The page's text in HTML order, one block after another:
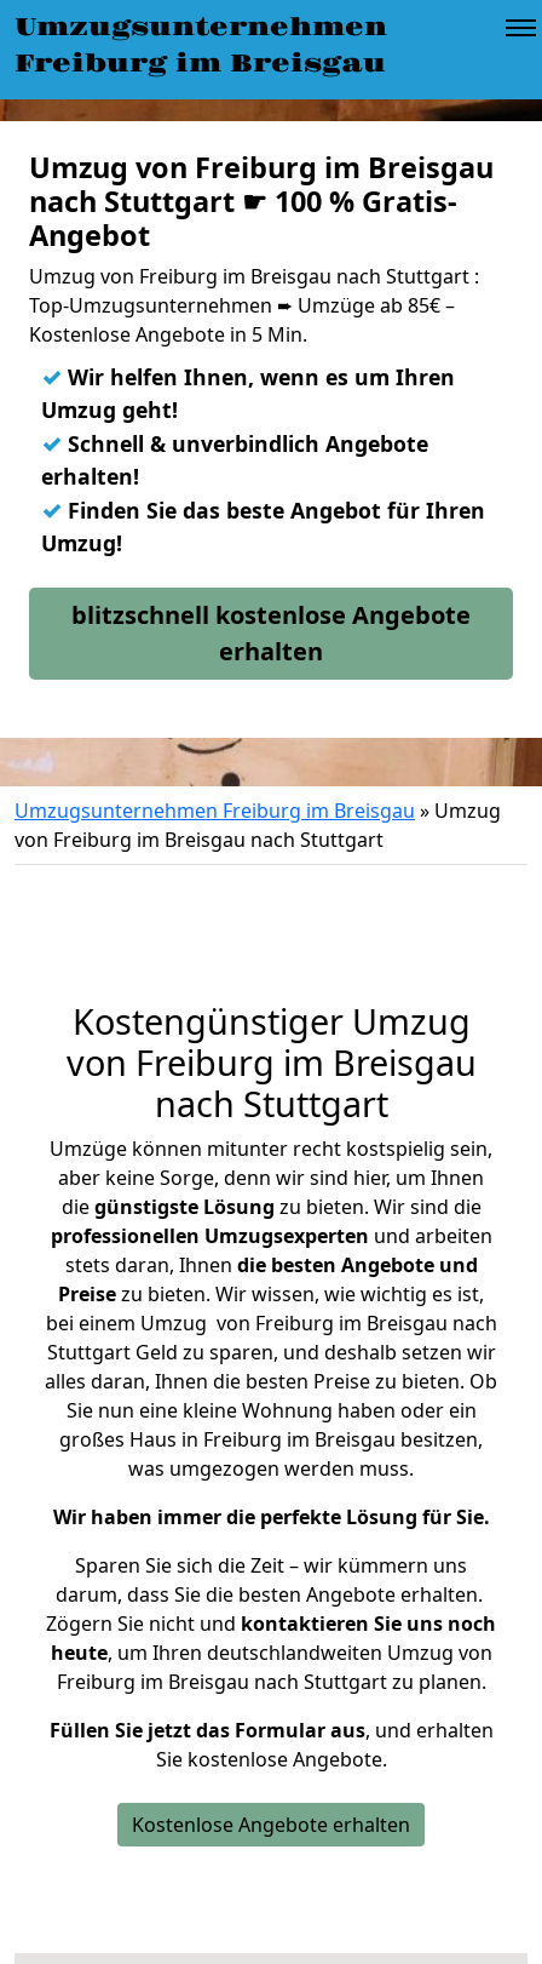
Umzugsunternehmen
Freiburg im Breisgau
Umzug von Freiburg im Breisgau
nach Stuttgart ☛ 100 % Gratis-
Angebot
Umzug von Freiburg im Breisgau nach Stuttgart :
Top-Umzugsunternehmen ➨ Umzüge ab 85€ –
Kostenlose Angebote in 5 Min.
✓ Wir helfen Ihnen, wenn es um Ihren
Umzug geht!
✓ Schnell & unverbindlich Angebote
erhalten!
✓ Finden Sie das beste Angebot für Ihren
Umzug!
blitzschnell kostenlose Angebote
erhalten
Umzugsunternehmen Freiburg im Breisgau » Umzug
von Freiburg im Breisgau nach Stuttgart
Kostengünstiger Umzug
von Freiburg im Breisgau
nach Stuttgart
Umzüge können mitunter recht kostspielig sein,
aber keine Sorge, denn wir sind hier, um Ihnen
diegünstigste Lösung zu bieten. Wir sind die
professionellen Umzugsexperten und arbeiten
stets daran, Ihnen die besten Angebote und
Preisezu bieten. Wir wissen, wie wichtig es ist,
bei einem Umzug von Freiburg im Breisgau nach
Stuttgart Geld zu sparen, und deshalb setzen wir
alles daran, Ihnen die besten Preise zu bieten. Ob
Sie nun eine kleine Wohnung haben oder ein
großes Haus in Freiburg im Breisgau besitzen,
was umgezogen werden muss.
Wir haben immer die perfekte Lösung für Sie.
Sparen Sie sich die Zeit – wir kümmern uns
darum, dass Sie die besten Angebote erhalten.
Zögern Sie nicht und kontaktieren Sie uns noch
heute, um Ihren deutschlandweiten Umzug von
Freiburg im Breisgau nach Stuttgart zu planen.
Füllen Sie jetzt das Formular aus, und erhalten
Sie kostenlose Angebote.
Kostenlose Angebote erhalten